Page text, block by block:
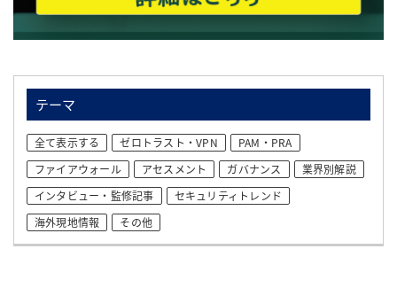
テーマ
全て表示する ゼロトラスト・VPN
PAM・PRA
ファイアウォール
アセスメント ガバナンス
業界別解説
インタビュー・監修記事
セキュリティトレンド
海外現地情報
その他